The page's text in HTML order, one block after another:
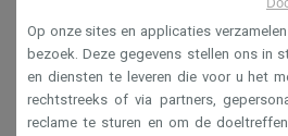
Privacy
Op onze sites en applicaties
bezoek. Deze gegevens stellen ons in
en diensten te leveren die voor u het
rechtstreeks of via partners,
reclame te sturen en om de